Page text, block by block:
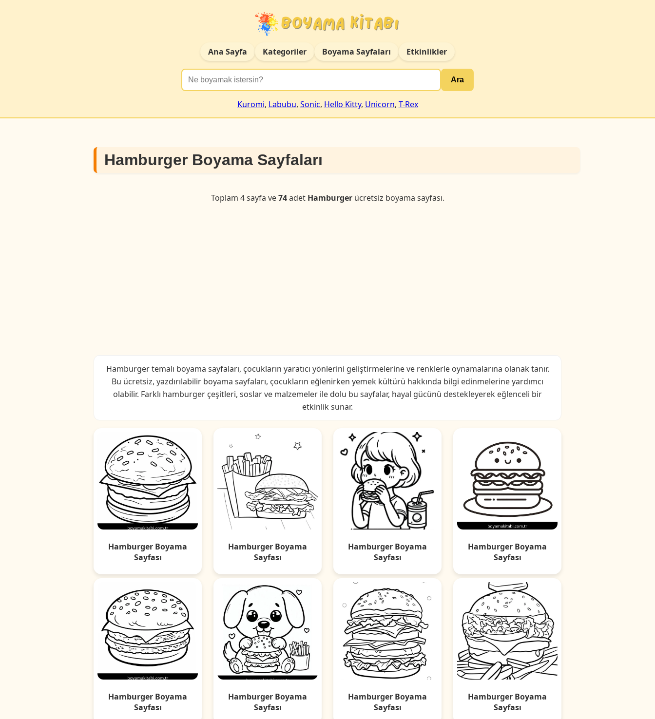
Ana Sayfa Kategoriler Boyama Sayfaları Etkinlikler
Ara
Kuromi, Labubu, Sonic, Hello Kitty, Unicorn, T-Rex
Hamburger Boyama Sayfaları
Toplam 4 sayfa ve74adet Hamburgerücretsiz boyama sayfası.
Hamburger temalı boyama sayfaları, çocukların yaratıcı yönlerini geliştirmelerine ve renklerle oynamalarına olanak tanır.
Bu ücretsiz, yazdırılabilir boyama sayfaları, çocukların eğlenirken yemek kültürü hakkında bilgi edinmelerine yardımcı
olabilir. Farklı hamburger çeşitleri, soslar ve malzemeler ile dolu bu sayfalar, hayal gücünü destekleyerek eğlenceli bir
etkinlik sunar.
Hamburger Boyama
Sayfası
Hamburger Boyama
Sayfası
Hamburger Boyama
Sayfası
Hamburger Boyama
Sayfası
Hamburger Boyama
Sayfası
Hamburger Boyama
Sayfası
Hamburger Boyama
Sayfası
Hamburger Boyama
Sayfası